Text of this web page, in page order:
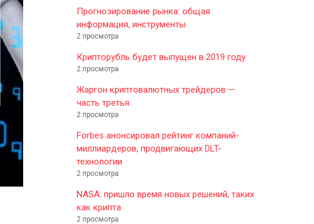
Прогнозирование рынка: общая
информация, инструменты
2 просмотра
Крипторубль будет выпущен в 2019 году
2 просмотра
Жаргон криптовалютных трейдеров —
часть третья
2 просмотра
Forbes анонсировал рейтинг компаний-
миллиардеров, продвигающих DLT-
технологии
2 просмотра
NASA: пришло время новых решений, таких
как крипта
2 просмотра